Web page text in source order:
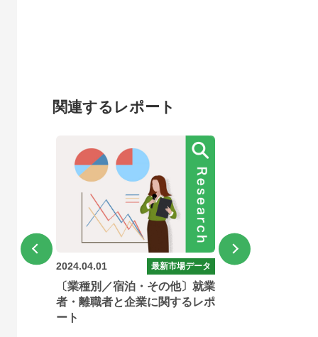
関連するレポート
2024.04.01 最新市場データ
〔業種別／宿泊・その他〕就業
者・離職者と企業に関するレポ
ート
2024.04.01